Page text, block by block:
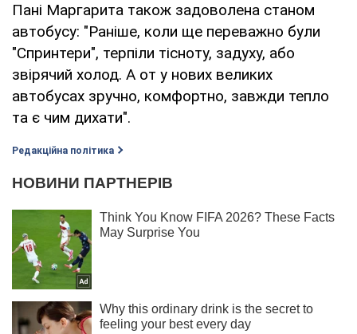
Пані Маргарита також задоволена станом
автобусу: "Раніше, коли ще переважно були
"Спринтери", терпіли тісноту, задуху, або
звірячий холод. А от у нових великих
автобусах зручно, комфортно, завжди тепло
та є чим дихати".
Редакційна політика